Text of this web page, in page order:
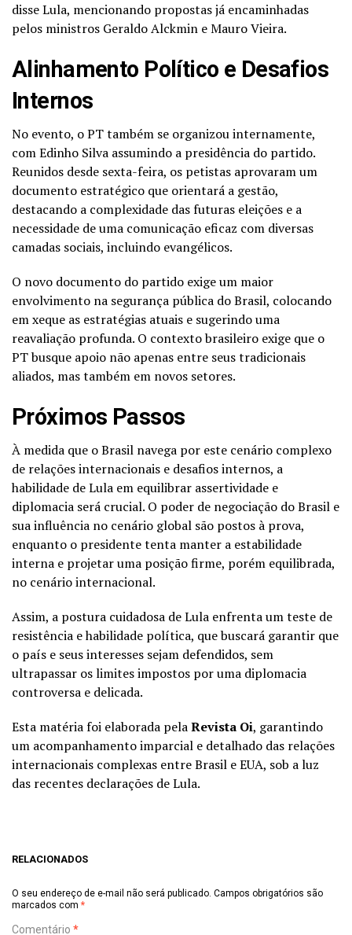
disse Lula, mencionando propostas já encaminhadas
pelos ministros Geraldo Alckmin e Mauro Vieira.
Alinhamento Político e Desafios
Internos
No evento, o PT também se organizou internamente,
com Edinho Silva assumindo a presidência do partido.
Reunidos desde sexta-feira, os petistas aprovaram um
documento estratégico que orientará a gestão,
destacando a complexidade das futuras eleições e a
necessidade de uma comunicação eficaz com diversas
camadas sociais, incluindo evangélicos.
O novo documento do partido exige um maior
envolvimento na segurança pública do Brasil, colocando
em xeque as estratégias atuais e sugerindo uma
reavaliação profunda. O contexto brasileiro exige que o
PT busque apoio não apenas entre seus tradicionais
aliados, mas também em novos setores.
Próximos Passos
À medida que o Brasil navega por este cenário complexo
de relações internacionais e desafios internos, a
habilidade de Lula em equilibrar assertividade e
diplomacia será crucial. O poder de negociação do Brasil e
sua influência no cenário global são postos à prova,
enquanto o presidente tenta manter a estabilidade
interna e projetar uma posição firme, porém equilibrada,
no cenário internacional.
Assim, a postura cuidadosa de Lula enfrenta um teste de
resistência e habilidade política, que buscará garantir que
o país e seus interesses sejam defendidos, sem
ultrapassar os limites impostos por uma diplomacia
controversa e delicada.
Esta matéria foi elaborada pelaRevista Oi, garantindo
um acompanhamento imparcial e detalhado das relações
internacionais complexas entre Brasil e EUA, sob a luz
das recentes declarações de Lula.
RELACIONADOS
O seu endereço de e-mail não será publicado. Campos obrigatórios são
marcados com *
Comentário *